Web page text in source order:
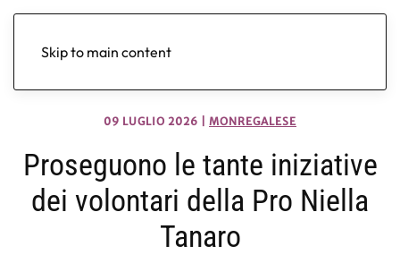
Skip to main content
09 LUGLIO 2026 MONREGALESE
Proseguono le tante iniziative
dei volontari della Pro Niella
Tanaro